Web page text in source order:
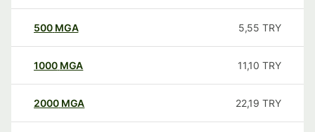
500 MGA 5,55 TRY
1000 MGA 11,10 TRY
2000 MGA 22,19 TRY